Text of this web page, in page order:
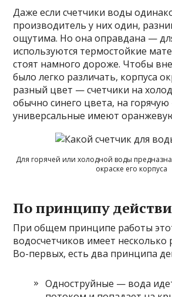
Даже если счетчики воды
производитель у них один,
ощутима. Но она оправдана —
используются термостойкие
стоят намного дороже. Чтобы
было легко различать, корпуса
разный цвет — счетчики на
обычно синего цвета, на
универсальные имеют
Для горячей или холодной воды
окраске его корпуса
По принципу
При общем принципе работы
водосчетчиков имеет несколько
Во-первых, есть два принципа
Одноструйные — вода